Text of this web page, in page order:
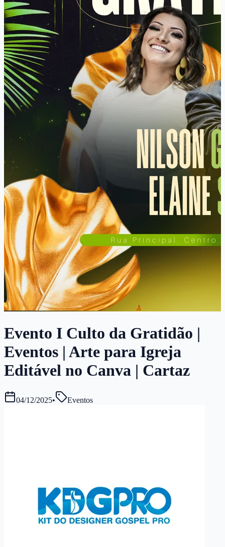
Evento I Culto da Gratidão |
Eventos | Arte para Igreja
Editável no Canva | Cartaz
04/12/2025• Eventos